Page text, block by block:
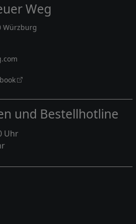
Weg
Würzburg
und Bestellhotline
Uhr